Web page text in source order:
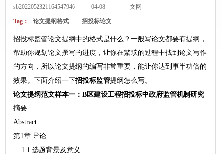
sb2022052321164547946
04-08
文网
Tag： 论文提纲格式 招投标论文
招投标监管论文提纲中的格式是什么？一般写论文都要有提纲，
帮助你规划论文撰写的进度，让你在繁琐的过程中找到论文写作
的方向，所以论文提纲的编写非常重要，能让你达到事半功倍的
效果。下面介绍一下招投标监管提纲怎么写。
论文提纲范文样本一：B区建设工程招投标中政府监管机制研究
摘要
Abstract
第1章 导论
1.1 选题背景及意义